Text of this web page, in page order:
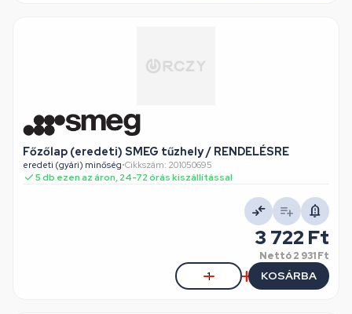
Főzőlap (eredeti) SMEG tűzhely / RENDELÉSRE
eredeti (gyári) minőség•Cikkszám: 201050695
5 db ezen az áron, 24-72 órás kiszállítással
3 722 Ft
Nettó2 931 Ft
KOSÁRBA